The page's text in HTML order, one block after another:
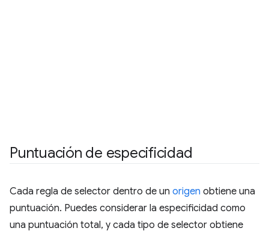
Puntuación de especificidad
Cada regla de selector dentro de un origen obtiene una
puntuación. Puedes considerar la especificidad como
una puntuación total, y cada tipo de selector obtiene